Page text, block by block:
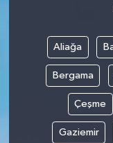
Aliağa
Bergama
Çeşme
Gaziemir